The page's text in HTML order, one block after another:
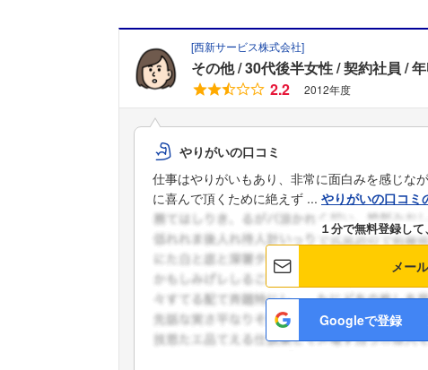
[西新サービス株式会社]
その他 30代後半女性 契約社員
2.2
2012年度
やりがいの口コミ
仕事はやりがいもあり、非常に面白みを感じな
に喜んで頂くために絶えず ... やりがいの口コミ
１分で無料登録し
メー
Googleで登録